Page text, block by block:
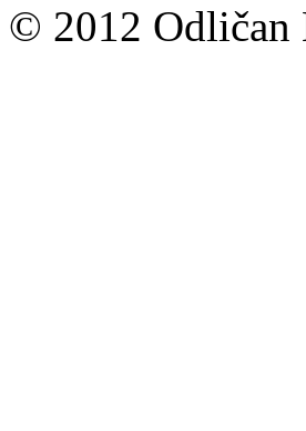
© 2012 Odličan